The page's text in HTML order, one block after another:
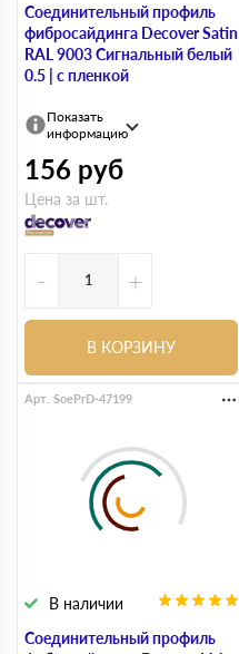
Соединительный профиль
фибросайдинга Decover Satin
RAL 9003 Сигнальный белый
0.5 | с пленкой
Показать
информацию
156 руб
Цена за шт.
- +
В КОРЗИНУ
Соединительный профиль
В наличии
Арт. SoePrD-47199